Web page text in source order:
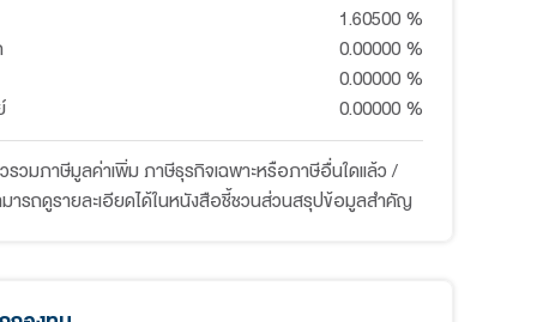
นเปิด ดาโอ โกลบอล ไฮโดรเจน (DAOL-
TRUST 96.54% SAVING ACCOUNT 3.46%